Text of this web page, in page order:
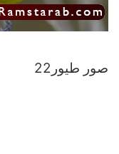
صور طيور22